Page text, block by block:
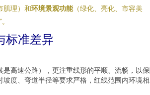
肌理）和环境景观功能（绿化、亮化、市容美
标准差异
是高速公路），更注重线形的平顺、流畅，以
坡度、弯道半径等要求严格，红线范围内环境